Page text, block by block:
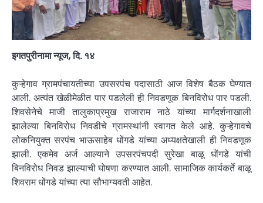
इगतपुरीनामा न्यूज, दि. १४
कुऱ्हेगाव ग्रामपंचायतीच्या उपसरपंच पदासाठी आज विशेष बैठक घेण्यात
आली. अत्यंत खेळीमेळीत पार पडलेली ही निवडणूक बिनविरोध पार पडली.
शिवसेनेचे माजी तालुकाप्रमुख राजाराम नाठे यांच्या मार्गदर्शनाखाली
झालेल्या बिनविरोध निवडीचे ग्रामस्थांनी स्वागत केले आहे. कुऱ्हेगावचे
लोकनियुक्त सरपंच भाऊसाहेब धोंगडे यांच्या अध्यक्षतेखाली ही निवडणूक
झाली. एकमेव अर्ज आल्याने उपसरपंचपदी सुरेखा बाळू धोंगडे यांची
बिनविरोध निवड झाल्याची घोषणा करण्यात आली. सामाजिक कार्यकर्ते बाळू
शिवराम धोंगडे यांच्या त्या सौभाग्यवती आहेत.